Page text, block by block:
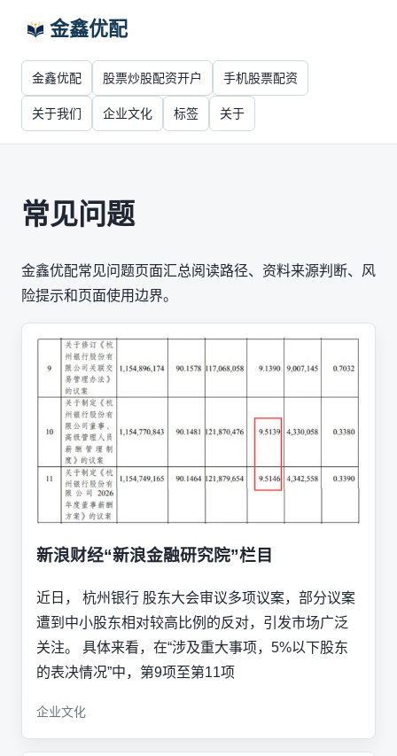
金鑫优配
金鑫优配 股票炒股配资开户 手机股票配资
关于我们 企业文化 标签 关于
常见问题
金鑫优配常见问题页面汇总阅读路径、资料来源判断、风
险提示和页面使用边界。
新浪财经“新浪金融研究院”栏目
近日， 杭州银行 股东大会审议多项议案，部分议案
遭到中小股东相对较高比例的反对，引发市场广泛
关注。 具体来看，在“涉及重大事项，5%以下股东
的表决情况”中，第9项至第11项
企业文化